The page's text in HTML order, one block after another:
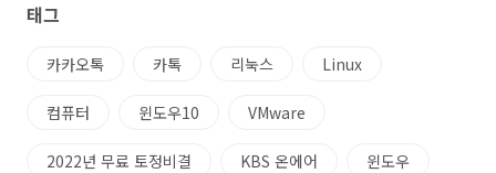
태그
카카오톡 카톡 리눅스 Linux
컴퓨터 윈도우10 VMware
2022년 무료 토정비결 KBS 온에어 윈도우